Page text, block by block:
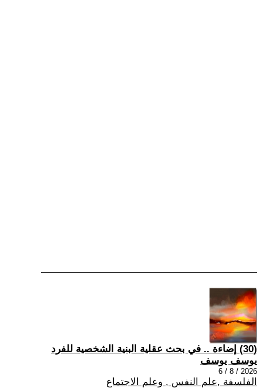
(30) إضاءة .. في بحث عقلية البنية الشخصية للفرد
يوسف يوسف
2026 / 8 / 6
الفلسفة ,علم النفس , وعلم الاجتماع